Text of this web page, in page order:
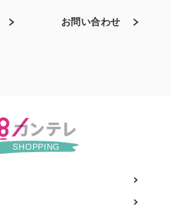
お問い合わせ